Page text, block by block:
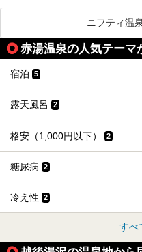
す。
この記事では、
り施設、グルメ
ットをご紹介し
方に向けて、弥彦
ひ参考にしてみて
ニフティ温
赤湯温泉の人気テーマ
宿泊 5
露天風呂 2
格安（1,000円以下） 2
糖尿病 2
冷え性 2
すべ